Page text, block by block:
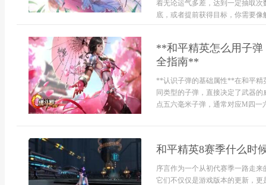
着无论运气多差，达到一定抽取
底，或者提前获得目标，你需要像
**和平精英怎么用子
全指南**
**认识子弹的基础属性**在和平精
同类型的子弹，直接决定了武器
点五六毫米子弹，通常对应M四一
和平精英8赛季什么时
序言作为一个从初代赛季一路走
它们不仅仅是游戏版本的更新，